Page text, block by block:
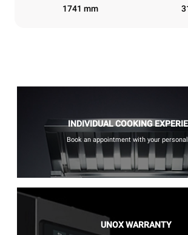
1741 mm
INDIVIDUAL COOKING
Book an appointment with your
UNOX WARRANTY